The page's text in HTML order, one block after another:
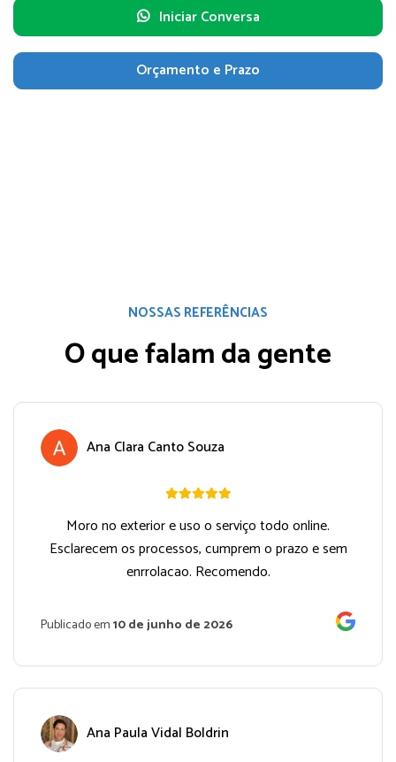
Iniciar Conversa
Orçamento e Prazo
NOSSAS REFERÊNCIAS
O que falam da gente
Ana Clara Canto Souza
Moro no exterior e uso o serviço todo online.
Esclarecem os processos, cumprem o prazo e sem
enrrolacao. Recomendo.
Publicado em10 de junho de 2026
Ana Paula Vidal Boldrin